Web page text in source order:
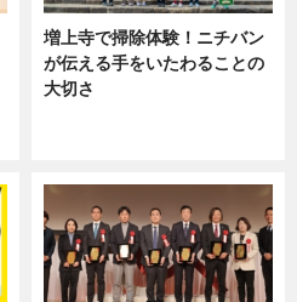
増上寺で掃除体験！ニチバン
が伝える手をいたわることの
大切さ